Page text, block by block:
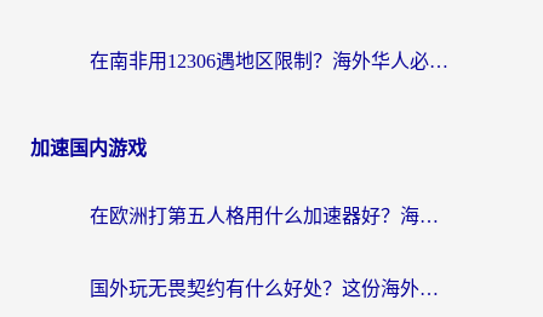
在南非用12306遇地区限制？海外华人必看的回国加速全攻略（附B站芒果TV解锁技巧）
加速国内游戏
在欧洲打第五人格用什么加速器好？海外党亲测有效的国服游戏加速方案
国外玩无畏契约有什么好处？这份海外国服游戏加速指南帮你解决90%的卡顿问题